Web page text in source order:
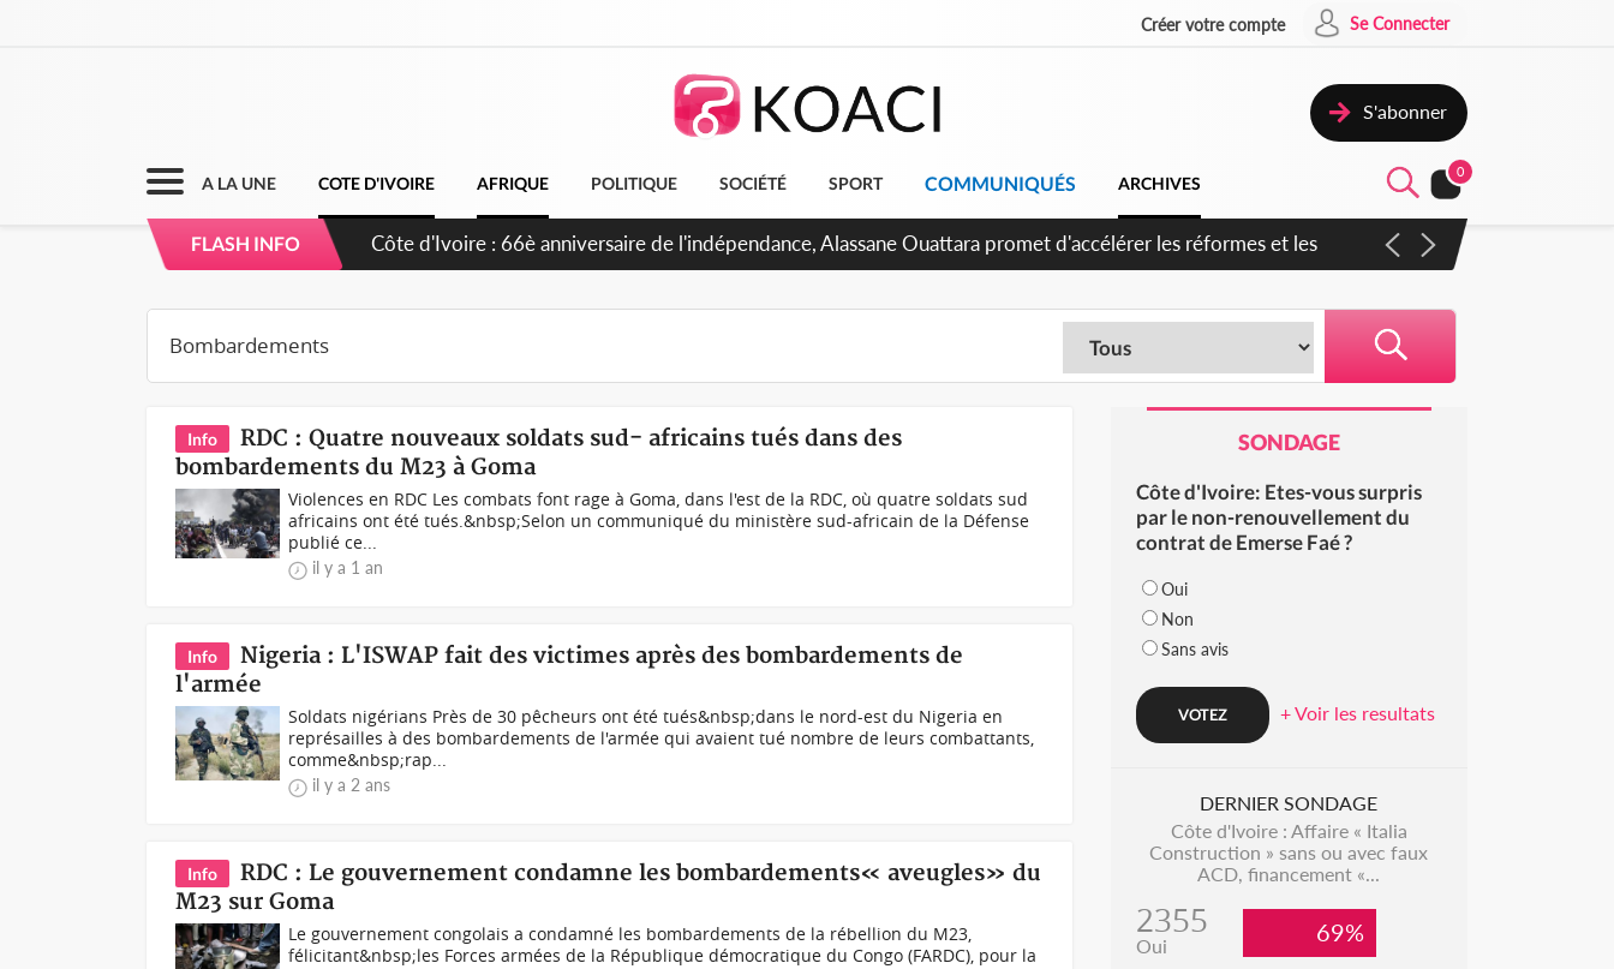
Créer votre compte Se Connecter
S'abonner
A LA UNE COTE D'IVOIRE AFRIQUE POLITIQUE SOCIÉTÉ SPORT COMMUNIQUÉS ARCHIVES
0
FLASH INFO
Côte d'Ivoire : 66è anniversaire de l'indépendance, Alassane Ouattara promet d'accélérer les réformes et les
Info
RDC : Quatre nouveaux soldats sud- africains tués dans des
bombardements du M23 à Goma
Violences en RDC Les combats font rage à Goma, dans l'est de la RDC, où quatre soldats sud
africains ont été tués.&nbsp;Selon un communiqué du ministère sud-africain de la Défense
publié ce...
il y a 1 an
Info
Nigeria : L'ISWAP fait des victimes après des bombardements de
l'armée
Soldats nigérians Près de 30 pêcheurs ont été tués&nbsp;dans le nord-est du Nigeria en
représailles à des bombardements de l'armée qui avaient tué nombre de leurs combattants,
comme&nbsp;rap...
il y a 2 ans
Info
RDC : Le gouvernement condamne les bombardements« aveugles» du
M23 sur Goma
Le gouvernement congolais a condamné les bombardements de la rébellion du M23,
félicitant&nbsp;les Forces armées de la République démocratique du Congo (FARDC), pour la
SONDAGE
Côte d'Ivoire: Etes-vous surpris
par le non-renouvellement du
contrat de Emerse Faé ?
Oui
Non
Sans avis
+ Voir les resultats
DERNIER SONDAGE
Côte d'Ivoire : Affaire « Italia
Construction » sans ou avec faux
ACD, financement «...
2355
Oui 69%